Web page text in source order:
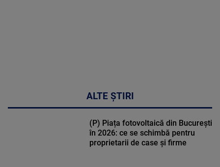
ALTE ȘTIRI
(P) Piața fotovoltaică din București
în 2026: ce se schimbă pentru
proprietarii de case și firme